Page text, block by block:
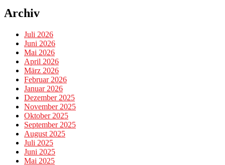
Archiv
Juli 2026
Juni 2026
Mai 2026
April 2026
März 2026
Februar 2026
Januar 2026
Dezember 2025
November 2025
Oktober 2025
September 2025
August 2025
Juli 2025
Juni 2025
Mai 2025